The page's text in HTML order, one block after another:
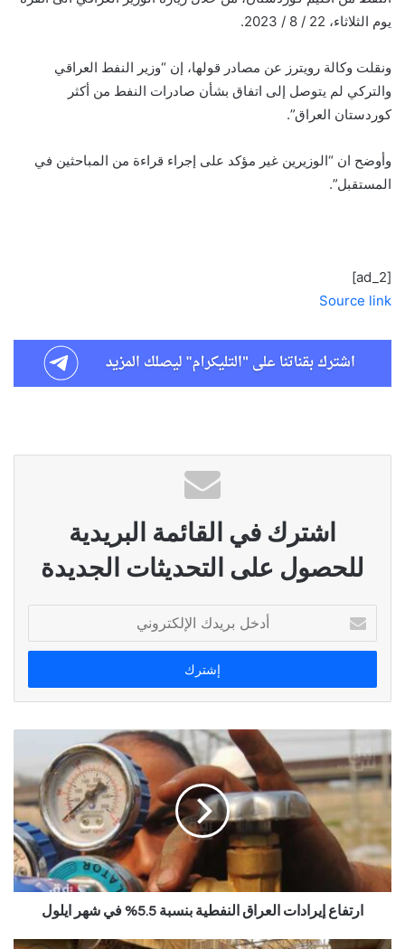
يوم الثلاثاء، 22 / 8 / 2023.
ونقلت وكالة رويترز عن مصادر قولها، إن “وزير النفط العراقي
والتركي لم يتوصل إلى اتفاق بشأن صادرات النفط من أكثر
كوردستان العراق”.
وأوضح ان “الوزيرين غير مؤكد على إجراء قراءة من المباحثين في
المستقبل”.
[ad_2]
Source link
اشترك في القائمة البريدية
للحصول على التحديثات الجديدة
خ
ب
ي
ك
ا
ل
ك
ن
ارتفاع إيرادات العراق النفطية بنسبة 5.5% في شهر ايلول